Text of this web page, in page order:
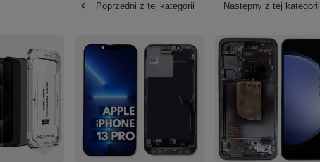
Poprzedni z tej kategorii Następny z tej kategorii